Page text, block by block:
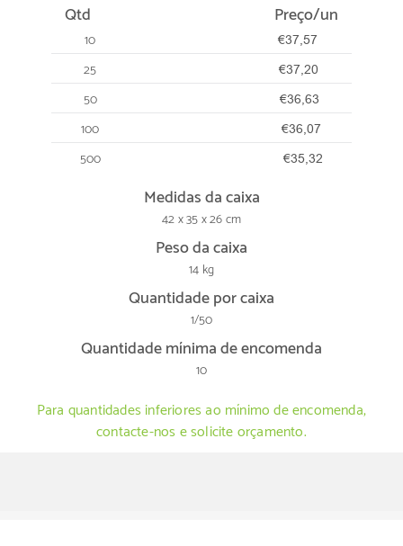
Qtd Preço/un
10 €37,57
25 €37,20
50 €36,63
100 €36,07
500 €35,32
Medidas da caixa
42 x 35 x 26 cm
Peso da caixa
14 kg
Quantidade por caixa
1/50
Quantidade mínima de encomenda
10
Para quantidades inferiores ao mínimo de encomenda,
contacte-nos e solicite orçamento.